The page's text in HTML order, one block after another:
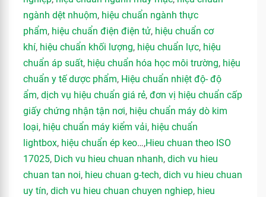
ngành dệt nhuộm, hiệu chuẩn ngành thực
phẩm, hiệu chuẩn điện điện tử, hiệu chuẩn cơ
khí, hiệu chuẩn khối lượng, hiệu chuẩn lực, hiệu
chuẩn áp suất, hiệu chuẩn hóa học môi trường, hiệu
chuẩn y tế dược phẩm, Hiệu chuẩn nhiệt độ- độ
ẩm, dịch vụ hiệu chuẩn giá rẻ, đơn vị hiệu chuẩn cấp
giấy chứng nhận tận nơi, hiệu chuẩn máy dò kim
loại, hiệu chuẩn máy kiểm vải, hiệu chuẩn
lightbox, hiệu chuẩn ép keo…,Hieu chuan theo ISO
17025, Dich vu hieu chuan nhanh, dich vu hieu
chuan tan noi, hieu chuan g-tech, dich vu hieu chuan
uy tín, dich vu hieu chuan chuyen nghiep, hieu